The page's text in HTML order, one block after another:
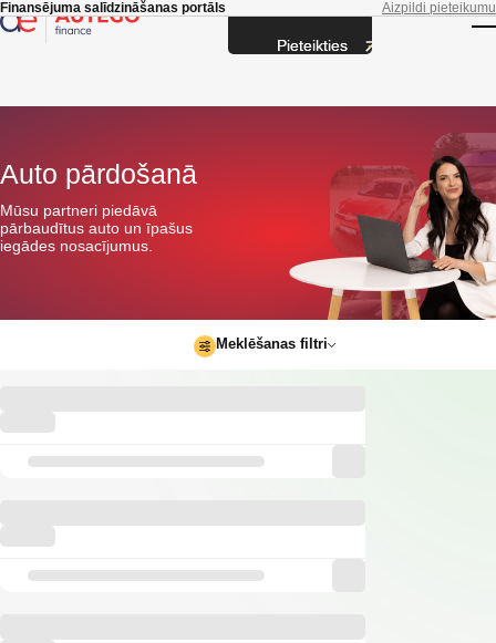
Skip to main content
Finansējuma salīdzināšanas portāls Aizpildi pieteikumu
Auto pārdošanā
Mūsu partneri piedāvā
pārbaudītus auto un īpašus
iegādes nosacījumus.
Meklēšanas filtri